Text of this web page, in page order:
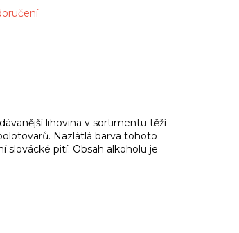
lihovina v sortimentu těží
Nazlátlá barva tohoto
slovácké pití. Obsah alkoholu je